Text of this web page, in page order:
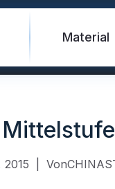
Material
2015